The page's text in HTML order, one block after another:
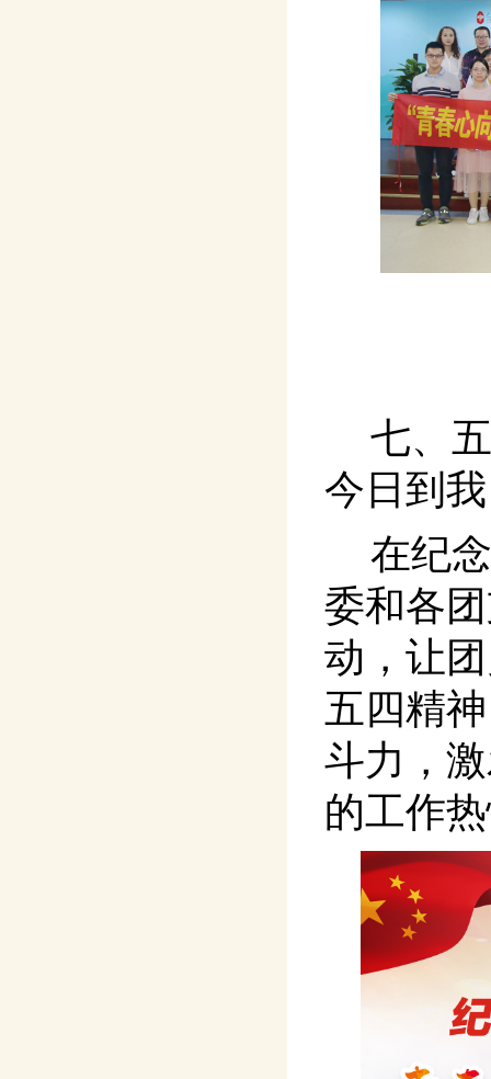
七、
今日到
在纪
委和各
动，让
五四精
斗力，
的工作